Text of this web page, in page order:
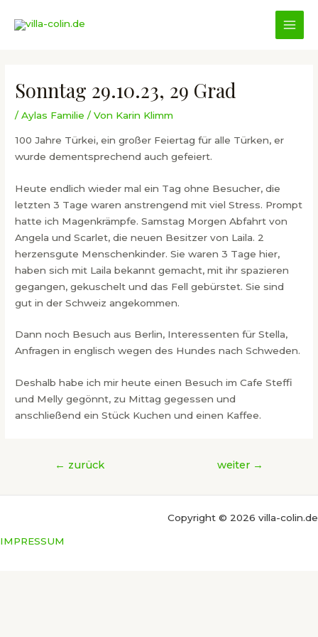
Inhalt
Sonntag 29.10.23, 29 Grad
/Aylas Familie / Von Karin Klimm
100 Jahre Türkei, ein großer Feiertag für alle Türken, er
wurde dementsprechend auch gefeiert.
Heute endlich wieder mal ein Tag ohne Besucher, die
letzten 3 Tage waren anstrengend mit viel Stress. Prompt
hatte ich Magenkrämpfe. Samstag Morgen Abfahrt von
Angela und Scarlet, die neuen Besitzer von Laila. 2
herzensgute Menschenkinder. Sie waren 3 Tage hier,
haben sich mit Laila bekannt gemacht, mit ihr spazieren
gegangen, gekuschelt und das Fell gebürstet. Sie sind
gut in der Schweiz angekommen.
Dann noch Besuch aus Berlin, Interessenten für Stella,
Anfragen in englisch wegen des Hundes nach Schweden.
Deshalb habe ich mir heute einen Besuch im Cafe Steffi
und Melly gegönnt, zu Mittag gegessen und
anschließend ein Stück Kuchen und einen Kaffee.
Beitragsnavigation
← zurück weiter →
Copyright © 2026 villa-colin.de
IMPRESSUM